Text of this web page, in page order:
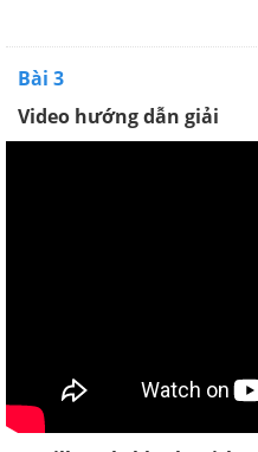
Bài 3
Video hướng dẫn giải